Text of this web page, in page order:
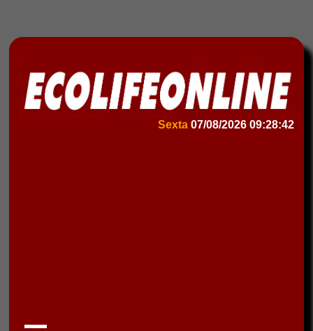
Sexta 07/08/2026 09:28:42